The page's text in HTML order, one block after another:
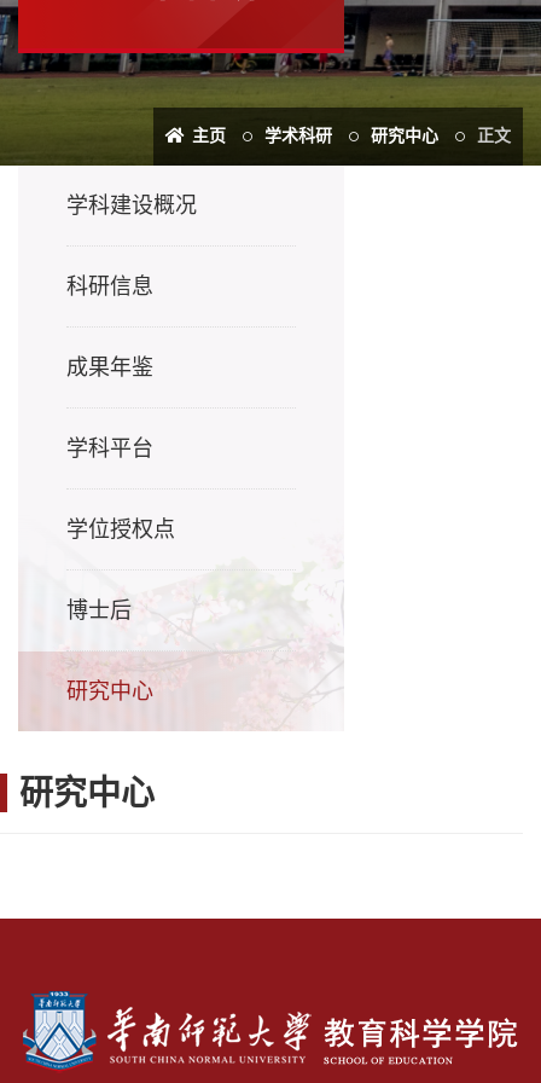
主页 学术科研 研究中心 正文
学科建设概况
科研信息
成果年鉴
学科平台
学位授权点
博士后
研究中心
研究中心